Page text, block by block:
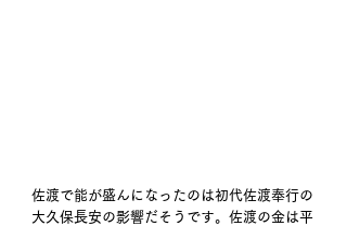
佐渡で能が盛んになったのは初代佐渡奉行の
大久保長安の影響だそうです。佐渡の金は平